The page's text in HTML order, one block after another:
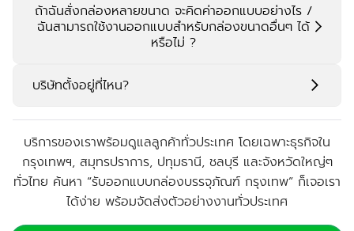
@thaiprintshop
ถ้าฉันสั่งกล่องหลายขนาด จะคิดค่าออกแบบอย่างไร /
ฉันสามารถใช้งานออกแบบสำหรับกล่องขนาดอื่นๆ ได้
หรือไม่ ?
บริษัทตั้งอยู่ที่ไหน?
ที่ตั้งของเรา
บริการของเราพร้อมดูแลลูกค้าทั่วประเทศ โดยเฉพาะธุรกิจใน
กรุงเทพฯ, สมุทรปราการ, ปทุมธานี, ชลบุรีและจังหวัดใหญ่ๆ
ทั่วไทย ค้นหา “รับออกแบบกล่องบรรจุภัณฑ์ กรุงเทพ” ก็เจอเรา
ได้ง่าย พร้อมจัดส่งตัวอย่างงานทั่วประเทศ